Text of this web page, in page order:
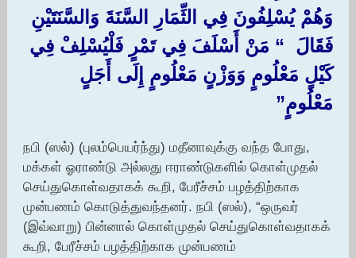
وَهُمْ يُسْلِفُونَ فِي الثِّمَارِ السَّنَةَ وَالسَّنَتَيْنِ
فَقَالَ ‏ “‏ مَنْ أَسْلَفَ فِي تَمْرٍ فَلْيُسْلِفْ فِي
كَيْلٍ مَعْلُومٍ وَوَزْنٍ مَعْلُومٍ إِلَى أَجَلٍ
مَعْلُومٍ‏”
நபி (ஸல்) (புலம்பெயர்ந்து) மதீனாவுக்கு வந்த போது,
மக்கள் ஓராண்டு அல்லது ஈராண்டுகளில் கொள்முதல்
செய்துகொள்வதாகக் கூறி, பேரீச்சம் பழத்திற்காக
முன்பணம் கொடுத்துவந்தனர். நபி (ஸல்), “ஒருவர்
(இவ்வாறு) பின்னால் கொள்முதல் செய்துகொள்வதாகக்
கூறி, பேரீச்சம் பழத்திற்காக முன்பணம்